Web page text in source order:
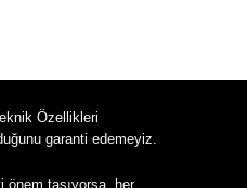
Özellikleri
garanti edemeyiz.
taşıyorsa, her